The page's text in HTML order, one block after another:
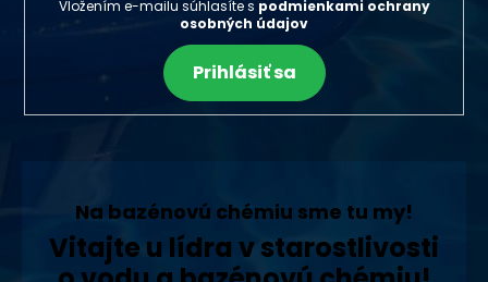
Vložením e-mailu súhlasíte s podmienkami ochrany
osobných údajov
Prihlásiť sa
Na bazénovú chémiu sme tu my!
Vitajte u lídra v starostlivosti